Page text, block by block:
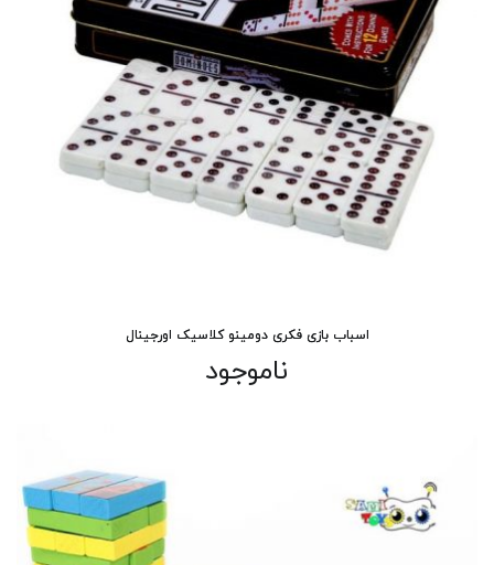
اسباب بازی فکری دومینو کلاسیک اورجینال
ناموجود